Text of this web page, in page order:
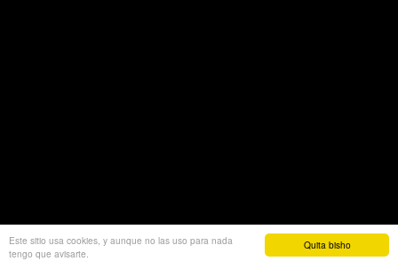
Quita bisho
Este sitio usa cookies, y aunque no las uso para nada
tengo que avisarte.Miquel Petrus/ Copenhague / 21 of 23